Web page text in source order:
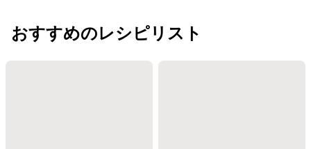
おすすめのレシピリスト